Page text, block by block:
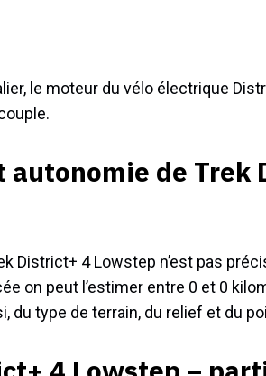
le moteur du vélo électrique
autonomie de Trek
District+ 4 Lowstep n’est pas
on peut l’estimer entre 0 et 0
du type de terrain, du relief et du